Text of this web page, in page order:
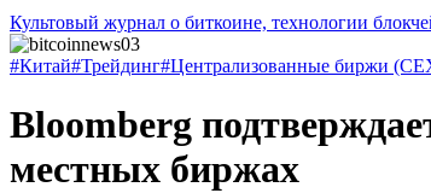
Культовый журнал о биткоине, технологии
#Китай#Трейдинг#Централизованные биржи
Bloomberg
местных биржах